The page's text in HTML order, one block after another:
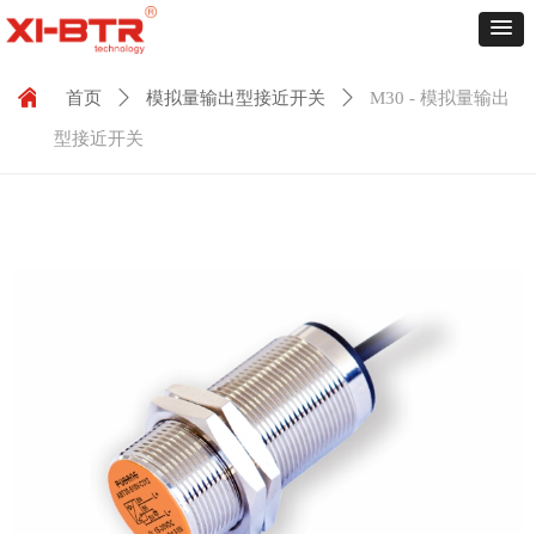
낀 首页 ꄲ 模拟量输出型接近开关 ꄲ M30 - 模拟量输出
型接近开关